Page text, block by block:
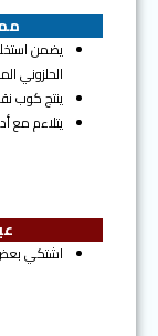
يضمن
الحلزوني
ينتج كوب
يتلاءم مع
اشتكي بعض